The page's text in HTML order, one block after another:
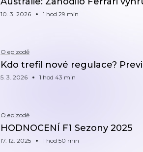
10. 3. 2026 1 hod 29 min
O epizodě
Kdo trefil nové regulace?
5. 3. 2026 1 hod 43 min
O epizodě
HODNOCENÍ F1 Sezony 2025
17. 12. 2025 1 hod 50 min